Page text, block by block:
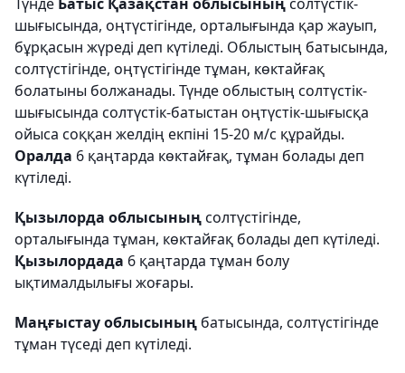
шығысында, оңтүстігінде, орталығында қар жауып,
бұрқасын жүреді деп күтіледі. Облыстың батысында,
солтүстігінде, оңтүстігінде тұман, көктайғақ
болатыны болжанады. Түнде облыстың солтүстік-
шығысында солтүстік-батыстан оңтүстік-шығысқа
ойыса соққан желдің екпіні 15-20 м/с құрайды.
Оралда 6 қаңтарда көктайғақ, тұман болады деп
күтіледі.
Қызылорда облысыныңсолтүстігінде,
орталығында тұман, көктайғақ болады деп күтіледі.
Қызылордада 6 қаңтарда тұман болу
ықтималдылығы жоғары.
Маңғыстау облысының батысында, солтүстігінде
тұман түседі деп күтіледі.